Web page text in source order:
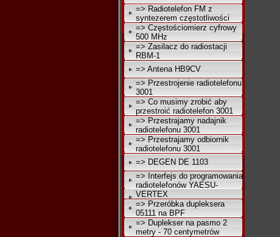
=> Radiotelefon FM z
syntezerem częstotliwości
=> Częstościomierz cyfrowy
500 MHz
=> Zasilacz do radiostacji
RBM-1
=> Antena HB9CV
=> Przestrojenie radiotelefonu
3001
=> Co musimy zrobić aby
przestroić radiotelefon 3001
=> Przestrajamy nadajnik
radiotelefonu 3001
=> Przestrajamy odbiornik
radiotelefonu 3001
=> DEGEN DE 1103
=> Interfejs do programowania
radiotelefonów YAESU-
VERTEX
=> Przeróbka dupleksera
05111 na BPF
=> Duplekser na pasmo 2
metry - 70 centymetrów